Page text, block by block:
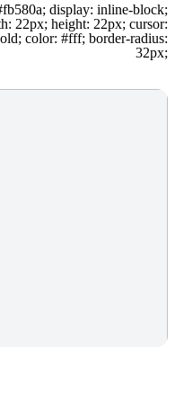
display: inline-block;
22px; height: 22px; cursor:
color: #fff; border-radius:
32px;